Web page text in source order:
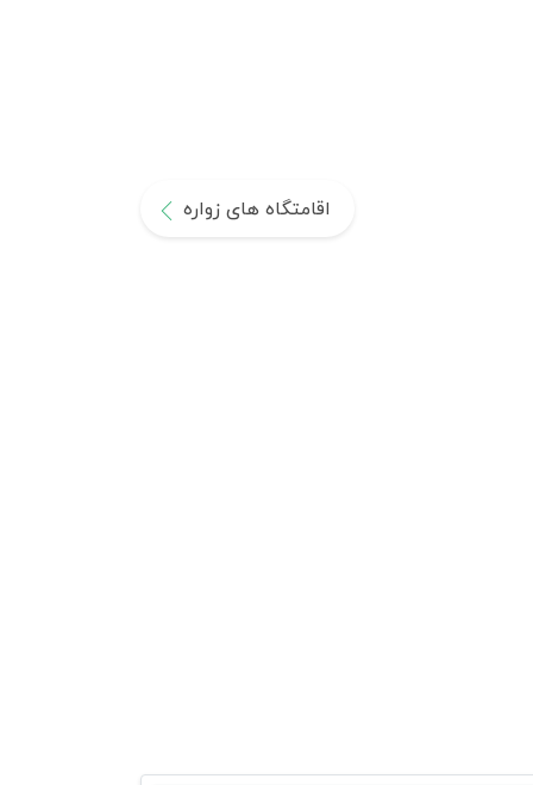
اقامتگاه های زواره